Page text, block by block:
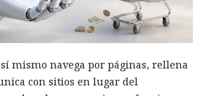
mismo navega por páginas, rellena
con sitios en lugar del